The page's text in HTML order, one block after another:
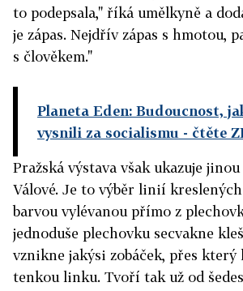
to podepsala," říká umělkyně a
je zápas. Nejdřív zápas s hmotou,
s člověkem."
Planeta Eden: Budoucnost,
vysnili za socialismu - čtěte
Pražská výstava však ukazuje
Válové. Je to výběr linií
barvou vylévanou přímo z
jednoduše plechovku secvakne
vznikne jakýsi zobáček, přes
tenkou linku. Tvoří tak už od